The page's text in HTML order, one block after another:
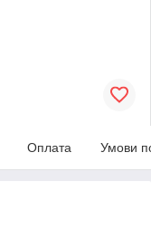
Оплата Умови